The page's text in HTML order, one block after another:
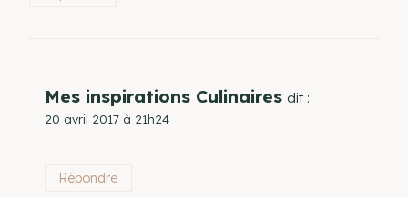
Mes inspirations Culinaires dit :
20 avril 2017 à 21h24
Répondre